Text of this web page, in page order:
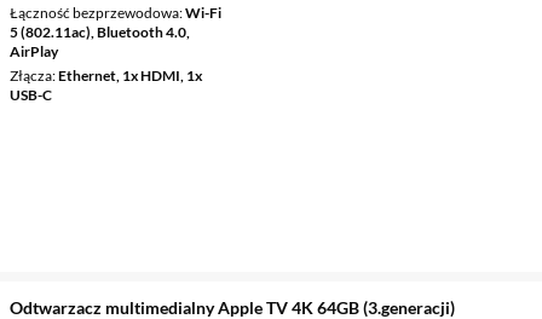
Łączność bezprzewodowa Wi-Fi
5 (802.11ac), Bluetooth 4.0,
AirPlay
Złącza Ethernet, 1x HDMI, 1x
USB-C
Odtwarzacz multimedialny Apple TV 4K 64GB (3.generacji)